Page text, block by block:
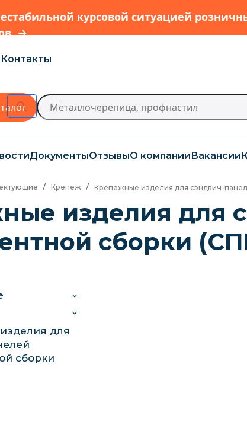
курсовой ситуацией
→
Контакты
ДокументыОтзывыО компанииВакансии
Крепеж Крепежные изделия для сэндвич-
изделия для
сборки
для
сборки